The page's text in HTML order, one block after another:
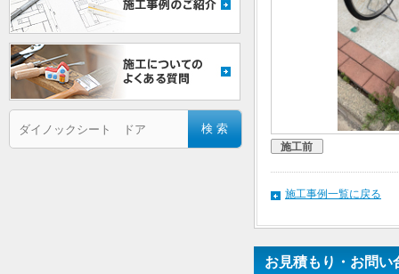
施工前
施工事例一覧に戻る
お見積もり・お問い